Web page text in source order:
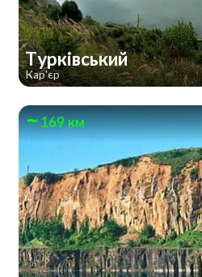
Турківський
Кар'єр
169 км